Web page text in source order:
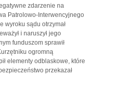
zdarzenie na
Patrolowo-Interwencyjnego
wyroku sądu otrzymał
i naruszył jego
funduszom sprawił
ogromną
elementy odblaskowe, które
przekazał